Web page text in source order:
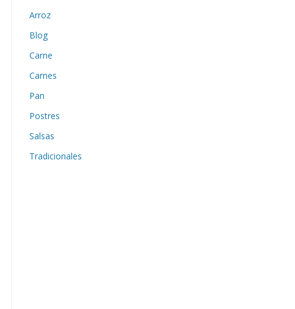
Arroz
Blog
Carne
Carnes
Pan
Postres
Salsas
Tradicionales